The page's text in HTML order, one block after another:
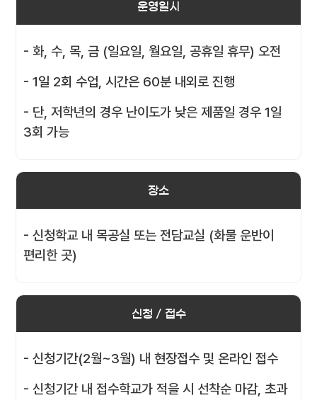
운영일시
- 화, 수, 목, 금 (일요일, 월요일, 공휴일 휴무) 오전
- 1일 2회 수업, 시간은 60분 내외로 진행
- 단, 저학년의 경우 난이도가 낮은 제품일 경우 1일
3회 가능
장소
- 신청학교 내 목공실 또는 전담교실 (화물 운반이
편리한 곳)
신청 / 접수
- 신청기간(2월~3월) 내 현장접수 및 온라인 접수
- 신청기간 내 접수학교가 적을 시 선착순 마감, 초과